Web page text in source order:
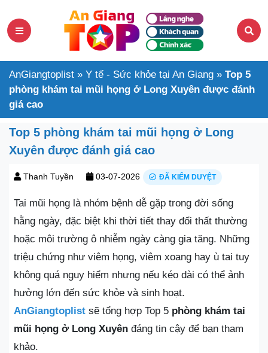
AnGiangtoplist » Y tế - Sức khỏe tại An Giang » Top 5
phòng khám tai mũi họng ở Long Xuyên được đánh
giá cao
Top 5 phòng khám tai mũi họng ở Long
Xuyên được đánh giá cao
Thanh Tuyền 03-07-2026 ĐÃ KIỂM DUYỆT
Tai mũi họng là nhóm bệnh dễ gặp trong đời sống
hằng ngày, đặc biệt khi thời tiết thay đổi thất thường
hoặc môi trường ô nhiễm ngày càng gia tăng. Những
triệu chứng như viêm họng, viêm xoang hay ù tai tuy
không quá nguy hiểm nhưng nếu kéo dài có thể ảnh
hưởng lớn đến sức khỏe và sinh hoạt.
AnGiangtoplist sẽ tổng hợp Top 5 phòng khám tai
mũi họng ở Long Xuyên đáng tin cậy để bạn tham
khảo.